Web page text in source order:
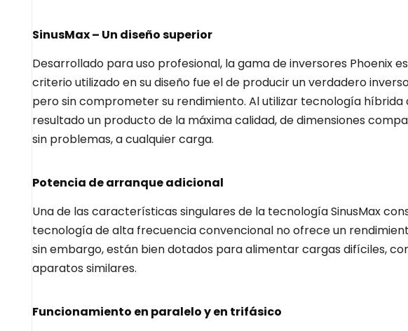
SinusMax – Un diseño superior
Desarrollado para uso profesional, la gama de inversores Phoenix
criterio utilizado en su diseño fue el de producir un verdadero
pero sin comprometer su rendimiento. Al utilizar tecnología
resultado un producto de la máxima calidad, de dimensiones
sin problemas, a cualquier carga.
Potencia de arranque adicional
Una de las características singulares de la tecnología SinusMax
tecnología de alta frecuencia convencional no ofrece un
sin embargo, están bien dotados para alimentar cargas difíciles,
aparatos similares.
Funcionamiento en paralelo y en trifásico